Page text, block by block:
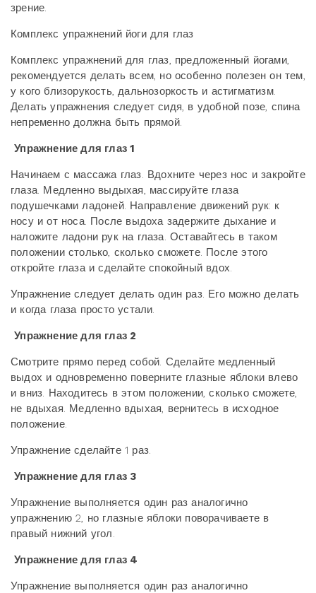
зрение.
Комплекс упражнений йоги для глаз
Комплекс упражнений для глаз, предложенный йогами,
рекомендуется делать всем, но особенно полезен он тем,
у кого близорукость, дальнозоркость и астигматизм.
Делать упражнения следует сидя, в удобной позе, спина
непременно должна быть прямой.
Упражнение для глаз 1
Начинаем с массажа глаз. Вдохните через нос и закройте
глаза. Медленно выдыхая, массируйте глаза
подушечками ладоней. Направление движений рук: к
носу и от носа. После выдоха задержите дыхание и
наложите ладони рук на глаза. Оставайтесь в таком
положении столько, сколько сможете. После этого
откройте глаза и сделайте спокойный вдох.
Упражнение следует делать один раз. Его можно делать
и когда глаза просто устали.
Упражнение для глаз 2
Смотрите прямо перед собой. Сделайте медленный
выдох и одновременно поверните глазные яблоки влево
и вниз. Находитесь в этом положении, сколько сможете,
не вдыхая. Медленно вдыхая, вернитеcь в исходное
положение.
Упражнение сделайте 1 раз.
Упражнение для глаз 3
Упражнение выполняется один раз аналогично
упражнению 2, но глазные яблоки поворачиваете в
правый нижний угол.
Упражнение для глаз 4
Упражнение выполняется один раз аналогично